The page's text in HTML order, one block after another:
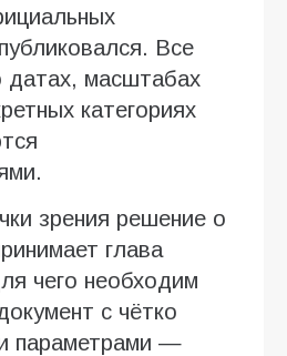
Все
датах, масштабах
категориях
зрения решение о
глава
чего необходим
с чётко
параметрами —